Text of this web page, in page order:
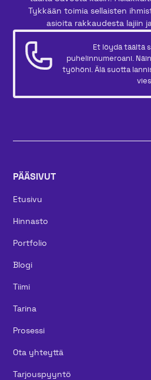
Tykkään toimia sellaisten
asioita rakkaudesta lajiin
Et löydä täältä
puhelinnumeroani.
työhöni. Älä suotta
PÄÄSIVUT
Etusivu
Hinnasto
Portfolio
Blogi
Tiimi
Tarina
Prosessi
Ota yhteyttä
Tarjouspyyntö